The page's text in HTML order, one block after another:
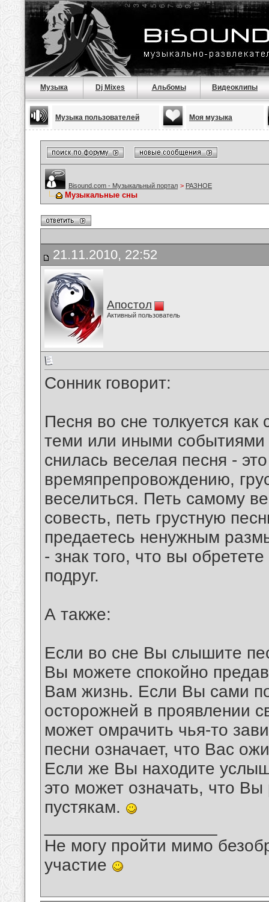
Музыка Dj Mixes Альбомы Видеоклипы
Музыка пользователей Моя музыка
Bisound.com - Музыкальный портал > РАЗНОЕ
Музыкальные сны
21.11.2010, 22:52
Апостол
Активный пользователь
Сонник говорит:
Песня во сне толкуется
теми или иными
снилась веселая песня -
времяпрепровождению,
веселиться. Петь самому
совесть, петь грустную
предаетесь ненужным
- знак того, что вы
подруг.
А также:
Если во сне Вы слышите
Вы можете спокойно
Вам жизнь. Если Вы сами
осторожней в проявлении
может омрачить чья-то
песни означает, что Вас
Если же Вы находите
это может означать, что
пустякам.
Не могу пройти мимо
участие